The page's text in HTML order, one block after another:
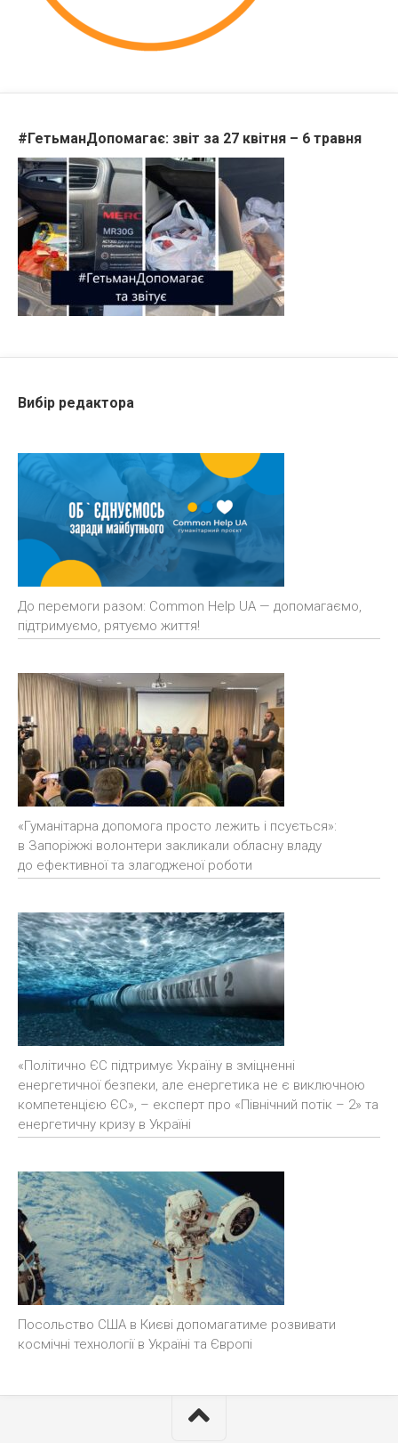
#ГетьманДопомагає: звіт за 27 квітня – 6 травня
Вибір редактора
До перемоги разом: Common Help UA — допомагаємо,
підтримуємо, рятуємо життя!
«Гуманітарна допомога просто лежить і псується»:
в Запоріжжі волонтери закликали обласну владу
до ефективної та злагодженої роботи
«Політично ЄС підтримує Україну в зміцненні
енергетичної безпеки, але енергетика не є виключною
компетенцією ЄС», – експерт про «Північний потік – 2» та
енергетичну кризу в Україні
Посольство США в Києві допомагатиме розвивати
космічні технології в Україні та Європі